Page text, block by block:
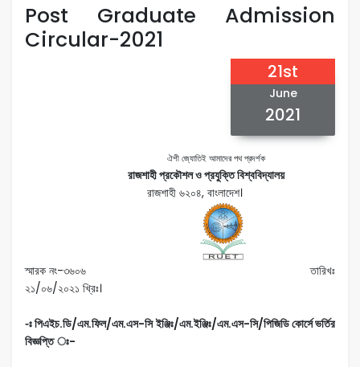
Post Graduate Admission
Circular-2021
21st
June
2021
ঐশী জ্যোতিই আমাদের পথ প্রদর্শক
রাজশাহী প্রকৌশল ও প্রযুক্তি বিশ্ববিদ্যালয়
রাজশাহী ৬২০৪, বাংলাদেশ।
স্মারক নং-৩৬০৬ তারিখঃ
২১/০৬/২০২১ খ্রিঃ।
-ঃ পিএইচ.ডি/এম.ফিল/এম.এস-সি ইঞ্জিঃ/এম.ইঞ্জিঃ/এম.এস-সি/পিজিডি কোর্সে ভর্তির
বিজ্ঞপ্তি ঃ-